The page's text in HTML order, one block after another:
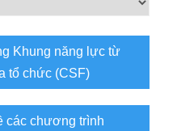
Khung năng lực từ
tổ chức (CSF)
các chương trình